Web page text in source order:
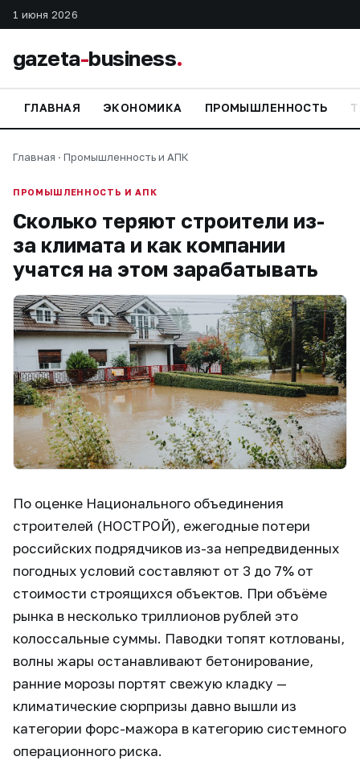
1 июня 2026
gazeta-business.
ГЛАВНАЯ ЭКОНОМИКА ПРОМЫШЛЕННОСТЬ
Главная · Промышленность и АПК
ПРОМЫШЛЕННОСТЬ И АПК
Сколько теряют строители из-
за климата и как компании
учатся на этом зарабатывать
По оценке Национального объединения
строителей (НОСТРОЙ), ежегодные потери
российских подрядчиков из-за непредвиденных
погодных условий составляют от 3 до 7% от
стоимости строящихся объектов. При объёме
рынка в несколько триллионов рублей это
колоссальные суммы. Паводки топят котлованы,
волны жары останавливают бетонирование,
ранние морозы портят свежую кладку —
климатические сюрпризы давно вышли из
категории форс-мажора в категорию системного
операционного риска.